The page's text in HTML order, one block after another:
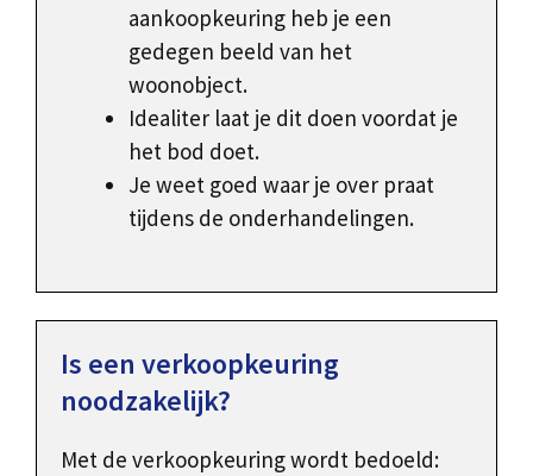
aankoopkeuring heb je een
gedegen beeld van het
woonobject.
Idealiter laat je dit doen voordat je
het bod doet.
Je weet goed waar je over praat
tijdens de onderhandelingen.
Is een verkoopkeuring
noodzakelijk?
Met de verkoopkeuring wordt bedoeld: